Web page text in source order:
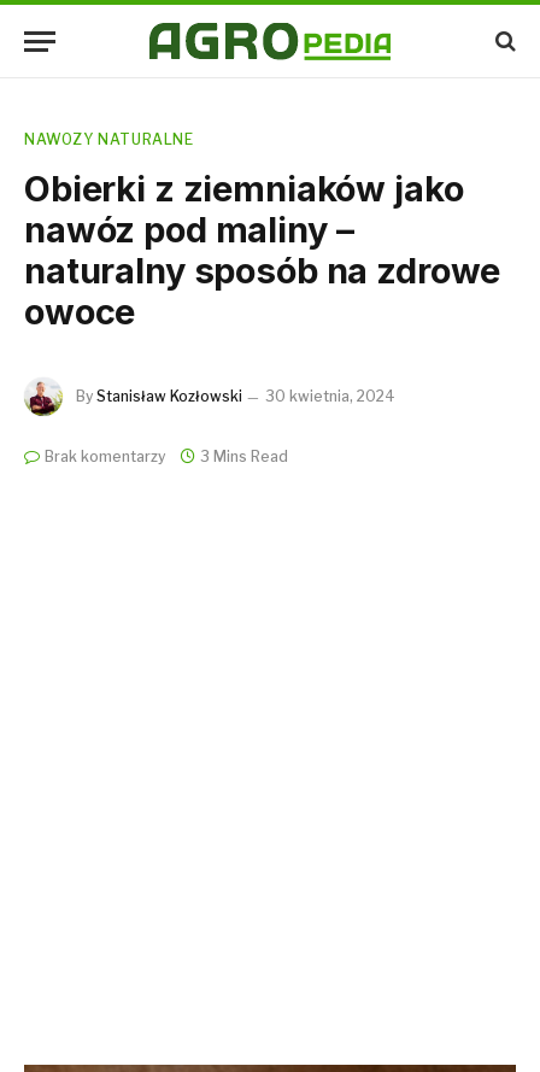
NAWOZY NATURALNE
Obierki z ziemniaków jako
nawóz pod maliny –
naturalny sposób na zdrowe
owoce
By Stanisław Kozłowski 30 kwietnia, 2024
Brak komentarzy 3 Mins Read